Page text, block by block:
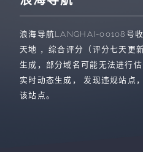
浪海导航LANGHAI-00108 号
天地 ，综合评分（评分七天更
生成，部分域名可能无法进行
实时动态生成， 发现违规站点
该站点。